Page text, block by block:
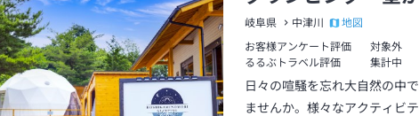
岐阜県 中津川
地図
お客様アンケート評価
対象外
るるぶトラベル評価
集計中
日々の喧騒を忘れ大自然の中
ませんか。様々なアクティビ